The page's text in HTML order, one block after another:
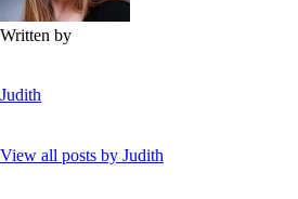
Written by
Judith
View all posts by Judith